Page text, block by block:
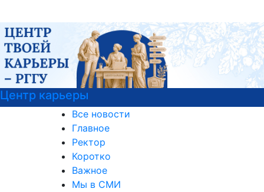
Центр карьеры
Все новости
Главное
Ректор
Коротко
Важное
Мы в СМИ